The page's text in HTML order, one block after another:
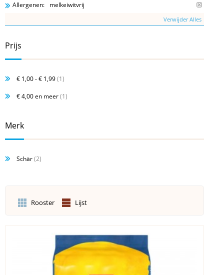
Allergenen: melkeiwitvrij
Verwijder Alles
Prijs
€ 1,00-€ 1,99(1)
€ 4,00en meer(1)
Merk
Schär(2)
Rooster Lijst